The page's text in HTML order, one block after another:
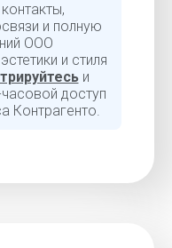
и полную
ООО
и стиля
и
доступ
Контрагенто.